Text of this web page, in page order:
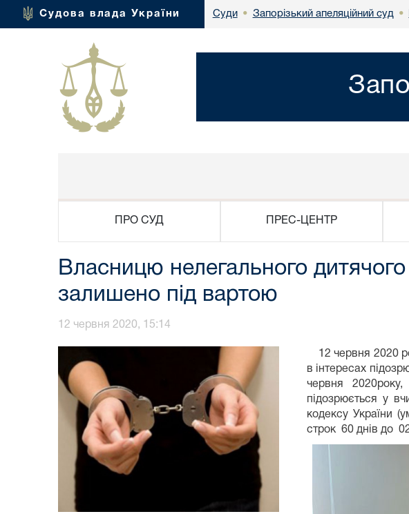
Судова влада України Суди • Запорізький апеляційний суд •
ПРО СУД ПРЕС-ЦЕНТР
Власницю нелегального
залишено під вартою
12 червня 2020, 15:14
12 червня 2020
в інтересах
червня
підозрюється у
кодексу України
строк 60 днів до